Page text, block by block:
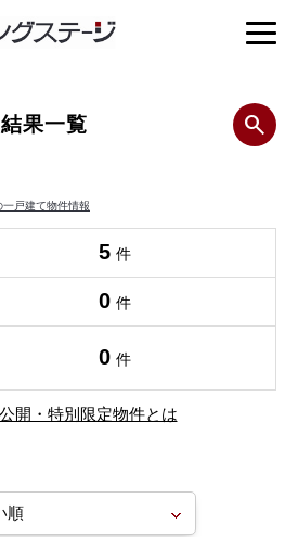
果一覧
一戸建て物件情報
5 件
0 件
0 件
開・特別限定物件とは